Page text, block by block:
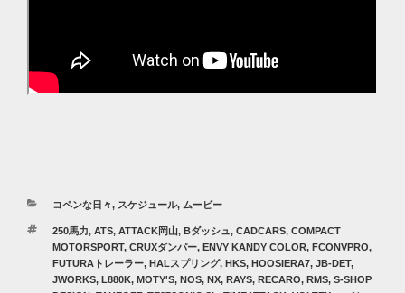
カ
ゴ
リ
ー
コペンな日々, スケジュール, ムービー
タ
グ
250馬力, ATS, ATTACK岡山, Bダッシュ , CADCARS, COMPACT
MOTORSPORT, CRUXダンパー, ENVY KANDY COLOR, FCONVPRO,
FUTURAトレーラー, HALスプリング, HKS, HOOSIERA7, JB-DET,
JWORKS, L880K, MOTY'S, NOS, NX, RAYS, RECARO, RMS, S-SHOP